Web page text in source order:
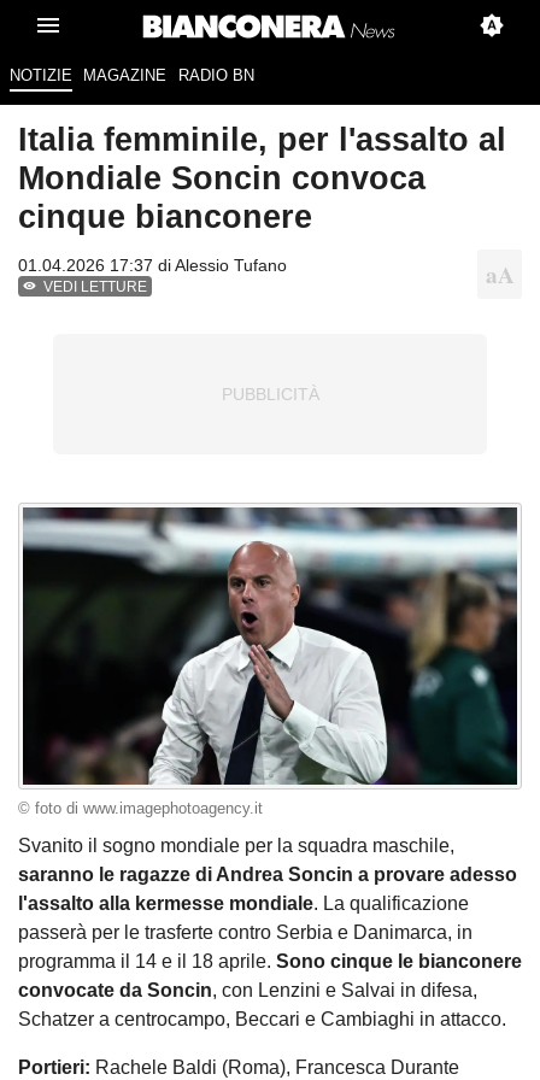
NOTIZIE MAGAZINE RADIO BN
Italia femminile, per l'assalto al
Mondiale Soncin convoca
cinque bianconere
01.04.2026 17:37 diAlessio Tufano
VEDI LETTURE
© foto di www.imagephotoagency.it
Svanito il sogno mondiale per la squadra maschile,
saranno le ragazze di Andrea Soncin a provare adesso
l'assalto alla kermesse mondiale. La qualificazione
passerà per le trasferte contro Serbia e Danimarca, in
programma il 14 e il 18 aprile. Sono cinque le bianconere
convocate da Soncin, con Lenzini e Salvai in difesa,
Schatzer a centrocampo, Beccari e Cambiaghi in attacco.
Portieri: Rachele Baldi (Roma), Francesca Durante